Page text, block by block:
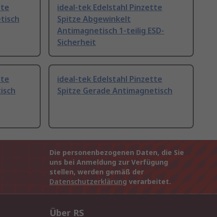
ideal-tek Edelstahl Pinzette
Spitze Abgewinkelt
Antimagnetisch 1-teilig ESD-
Sicherheit
ideal-tek Edelstahl Pinzette
Spitze Gerade Antimagnetisch
Die personenbezogenen Daten, die Sie
uns bei Anmeldung zur Verfügung
stellen, werden gemäß der
Datenschutzerklärung verarbeitet.
Über RS